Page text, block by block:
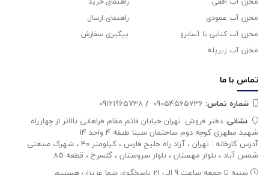
مخزن آب عمودی
مخزن آب کتابی یا آسانرو
مخزن آب زیرپله
راهنمای ارسال
پیگیری سفارش
تماس با ما
شماره تماس‌: /
09121965738
نشانی: دفتر فروش: تهران خیابان قائم مقام فراهانی بالاتر از چهارراه
شهید مطهری کوچه دوم ساختمان سینا طبقه 4 واحد 14
آدرس کارخانه : تهران ، آزاد راه خلیج فارس ، کیلومتر 40 ، شهرک صنعتی
شمس آباد ، بلوار مهستان ، بلوار سروستان ، گلسرخ ، قطعه 85